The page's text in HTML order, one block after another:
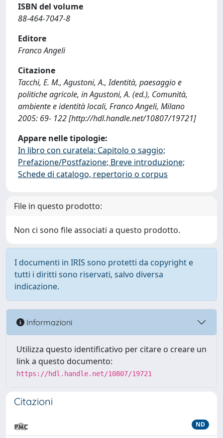
ISBN del volume
88-464-7047-8
Editore
Franco Angeli
Citazione
Tacchi, E. M., Agustoni, A., Identità, paesaggio e
politiche agricole, in Agustoni, A. (ed.), Comunità,
ambiente e identità locali, Franco Angeli, Milano
2005: 69- 122 [http://hdl.handle.net/10807/19721]
Appare nelle tipologie:
In libro con curatela: Capitolo o saggio;
Prefazione/Postfazione; Breve introduzione;
Schede di catalogo, repertorio o corpus
File in questo prodotto:
Non ci sono file associati a questo prodotto.
I documenti in IRIS sono protetti da copyright e
tutti i diritti sono riservati, salvo diversa
indicazione.
Informazioni
Utilizza questo identificativo per citare o creare un
link a questo documento:
https://hdl.handle.net/10807/19721
Citazioni
ND